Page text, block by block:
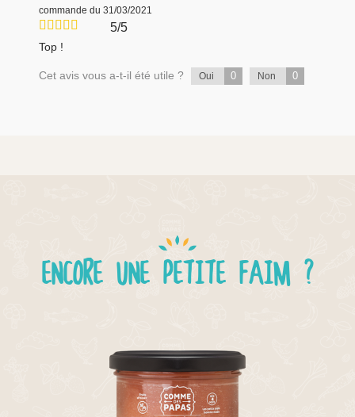
commande du 31/03/2021
5/5
Top !
Cet avis vous a-t-il été utile ? Oui 0 Non 0
ENCORE UNE PETITE FAIM ?